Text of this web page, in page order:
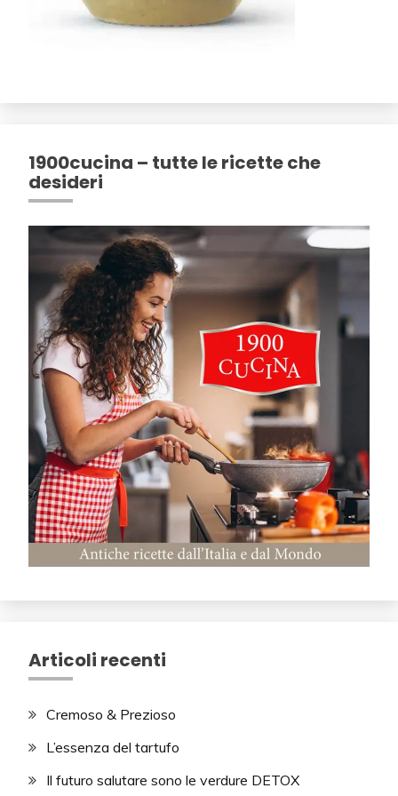
1900cucina – tutte le ricette che
desideri
Articoli recenti
Cremoso & Prezioso
L’essenza del tartufo
Il futuro salutare sono le verdure DETOX